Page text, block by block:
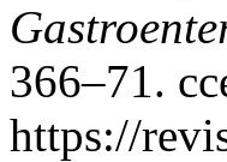
366–71.
https://